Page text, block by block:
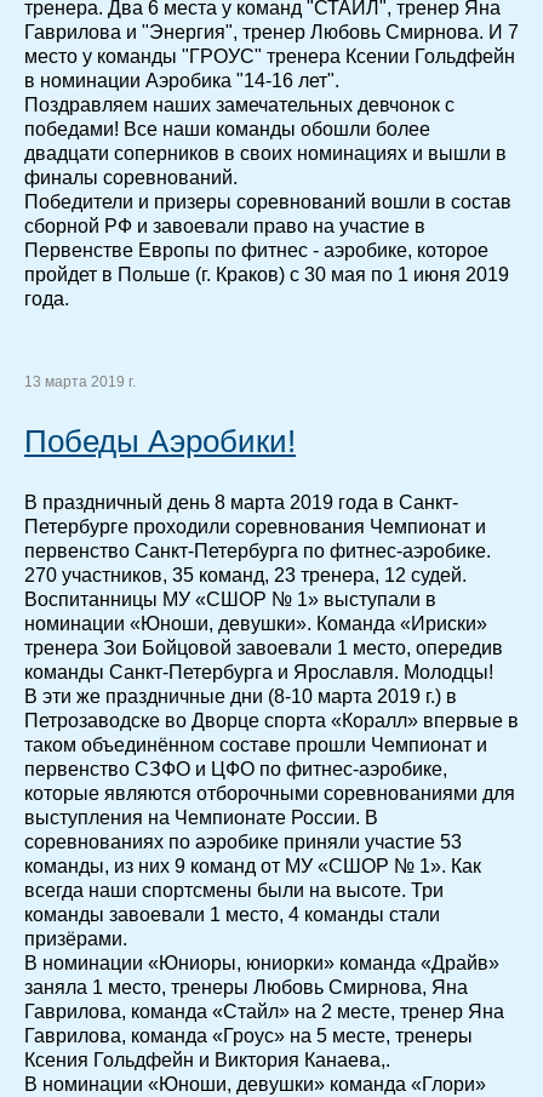
тренера. Два 6 места у команд "СТАЙЛ", тренер Яна
Гаврилова и "Энергия", тренер Любовь Смирнова. И 7
место у команды "ГРОУС" тренера Ксении Гольдфейн
в номинации Аэробика "14-16 лет".
Поздравляем наших замечательных девчонок с
победами! Все наши команды обошли более
двадцати соперников в своих номинациях и вышли в
финалы соревнований.
Победители и призеры соревнований вошли в состав
сборной РФ и завоевали право на участие в
Первенстве Европы по фитнес - аэробике, которое
пройдет в Польше (г. Краков) с 30 мая по 1 июня 2019
года.
13 марта 2019 г.
Победы Аэробики!
В праздничный день 8 марта 2019 года в Санкт-
Петербурге проходили соревнования Чемпионат и
первенство Санкт-Петербурга по фитнес-аэробике.
270 участников, 35 команд, 23 тренера, 12 судей.
Воспитанницы МУ «СШОР № 1» выступали в
номинации «Юноши, девушки». Команда «Ириски»
тренера Зои Бойцовой завоевали 1 место, опередив
команды Санкт-Петербурга и Ярославля. Молодцы!
В эти же праздничные дни (8-10 марта 2019 г.) в
Петрозаводске во Дворце спорта «Коралл» впервые в
таком объединённом составе прошли Чемпионат и
первенство СЗФО и ЦФО по фитнес-аэробике,
которые являются отборочными соревнованиями для
выступления на Чемпионате России. В
соревнованиях по аэробике приняли участие 53
команды, из них 9 команд от МУ «СШОР № 1». Как
всегда наши спортсмены были на высоте. Три
команды завоевали 1 место, 4 команды стали
призёрами.
В номинации «Юниоры, юниорки» команда «Драйв»
заняла 1 место, тренеры Любовь Смирнова, Яна
Гаврилова, команда «Стайл» на 2 месте, тренер Яна
Гаврилова, команда «Гроус» на 5 месте, тренеры
Ксения Гольдфейн и Виктория Канаева,.
В номинации «Юноши, девушки» команда «Глори»